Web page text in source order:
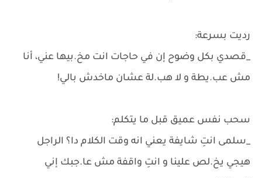
رديت بسرعة:
_قصدي بكل وضوح إن في حاجات انت مخ.بيها عني، أنا
مش عب.يطة و لا هب.لة عشان ماخدش بالي!
سحب نفس عميق قبل ما يتكلم:
_سلمى انتِ شايفة يعني انه وقت الكلام دا؟ الراجل
هيجي يخ.لص علينا و انتِ واقفة مش عا.جبك إني